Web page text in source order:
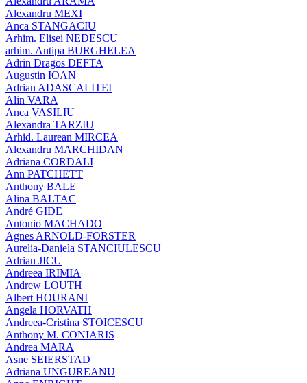
Alexandru MEXI
Anca STANGACIU
Arhim. Elisei NEDESCU
arhim. Antipa BURGHELEA
Adrin Dragos DEFTA
Augustin IOAN
Adrian ADASCALITEI
Alin VARA
Anca VASILIU
Alexandra TARZIU
Arhid. Laurean MIRCEA
Alexandru MARCHIDAN
Adriana CORDALI
Ann PATCHETT
Anthony BALE
Alina BALTAC
André GIDE
Antonio MACHADO
Agnes ARNOLD-FORSTER
Aurelia-Daniela STANCIULESCU
Adrian JICU
Andreea IRIMIA
Andrew LOUTH
Albert HOURANI
Angela HORVATH
Andreea-Cristina STOICESCU
Anthony M. CONIARIS
Andrea MARA
Asne SEIERSTAD
Adriana UNGUREANU